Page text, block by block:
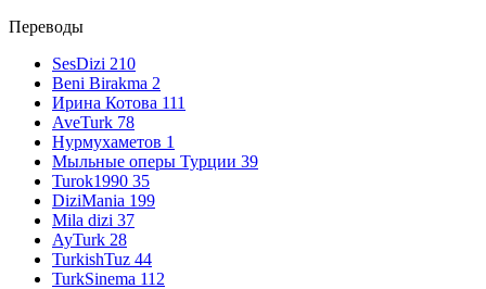
Переводы
SesDizi 210
Beni Birakma 2
Ирина Котова 111
AveTurk 78
Нурмухаметов 1
Мыльные оперы Турции 39
Turok1990 35
DiziMania 199
Mila dizi 37
AyTurk 28
TurkishTuz 44
TurkSinema 112